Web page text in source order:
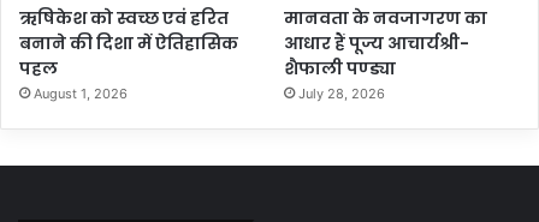
ऋषिकेश को स्वच्छ एवं हरित
बनाने की दिशा में ऐतिहासिक
पहल
August 1, 2026
मानवता के नवजागरण का
आधार हैं पूज्य आचार्यश्री-
शैफाली पण्ड्या
July 28, 2026